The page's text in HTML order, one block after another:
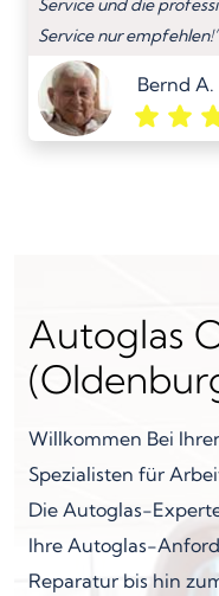
Service nur empfehlen!”
Bernd A.
Autoglas
Willkommen Bei
Spezialisten für
Die Autoglas-
Ihre Autoglas-
Reparatur bis hin